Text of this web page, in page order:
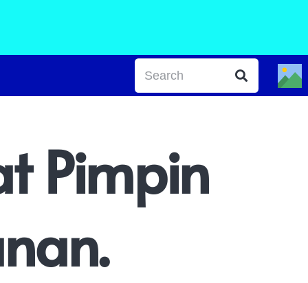
Pimpin